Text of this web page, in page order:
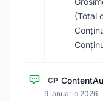
(Total
CP
9 ianuarie 2026